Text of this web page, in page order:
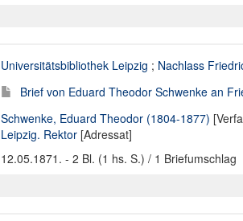
Universitätsbibliothek Leipzig ; Nachlass
Brief von Eduard Theodor Schwenke an
Schwenke, Eduard Theodor (1804-1877)
Leipzig. Rektor [Adressat]
12.05.1871. - 2 Bl. (1 hs. S.) / 1 Briefumschlag